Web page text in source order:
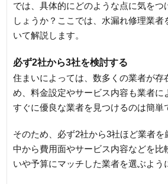
では、具体的にどのような点に気をつ
しょうか？ここでは、水漏れ修理業者
いて解説します。
必ず2社から3社を検討する
住まいによっては、数多くの業者が存
め、料金設定やサービス内容も業者に
すぐに優良な業者を見つけるのは簡単
そのため、必ず2社から3社ほど業者
中から費用面やサービス内容などを比
いや予算にマッチした業者を選ぶよう